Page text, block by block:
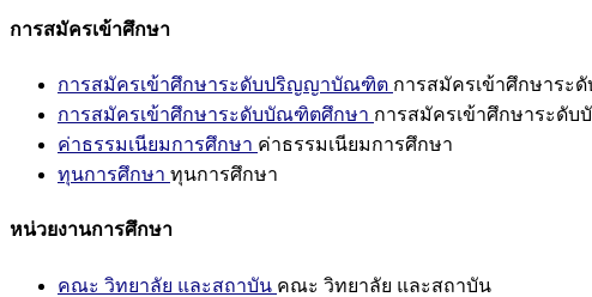
การสมัครเข้าศึกษา
การสมัครเข้าศึกษาระดับปริญญาบัณฑิต การสมัครเข้าศึกษาร
การสมัครเข้าศึกษาระดับบัณฑิตศึกษา การสมัครเข้าศึกษาระดั
ค่าธรรมเนียมการศึกษา ค่าธรรมเนียมการศึกษา
ทุนการศึกษา ทุนการศึกษา
หน่วยงานการศึกษา
คณะ วิทยาลัย และสถาบัน คณะ วิทยาลัย และสถาบัน